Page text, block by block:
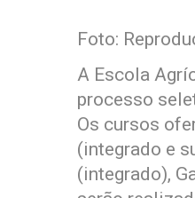
Foto:
A Escola
processo
Os cursos
(integrado e
(integrado),